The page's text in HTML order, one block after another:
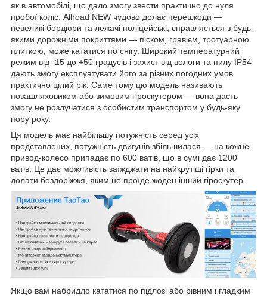
як в автомобілі, що дало змогу звести практично до нуля
пробої коліс. Allroad NEW чудово долає перешкоди —
невеликі бордюри та лежачі поліцейські, справляється з будь-
якими дорожніми покриттями — піском, гравієм, тротуарною
плиткою, може кататися по снігу. Широкий температурний
режим від -15 до +50 градусів і захист від вологи та пилу IP54
дають змогу експлуатувати його за різних погодних умов
практично цілий рік. Саме тому цю модель називають
позашляховиком або зимовим гіроскутером — вона дасть
змогу не розлучатися з особистим транспортом у будь-яку
пору року.
Ця модель має найбільшу потужність серед усіх
представлених, потужність двигунів збільшилася — на кожне
привод-колесо припадає по 600 ватів, що в сумі дає 1200
ватів. Це дає можливість заїжджати на найкрутіші гірки та
долати бездоріжжя, яким не проїде жоден інший гіроскутер.
Якщо вам набридло кататися по підлозі або рівним і гладким